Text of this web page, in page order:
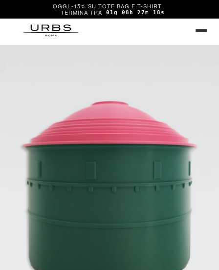
OGGI -15% SU TOTE BAG E T-SHIRT
01g 08h 27m 18s